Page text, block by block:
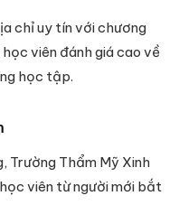
chỉ uy tín với chương
viên đánh giá cao về
học tập.
Trường Thẩm Mỹ Xinh
viên từ người mới bắt